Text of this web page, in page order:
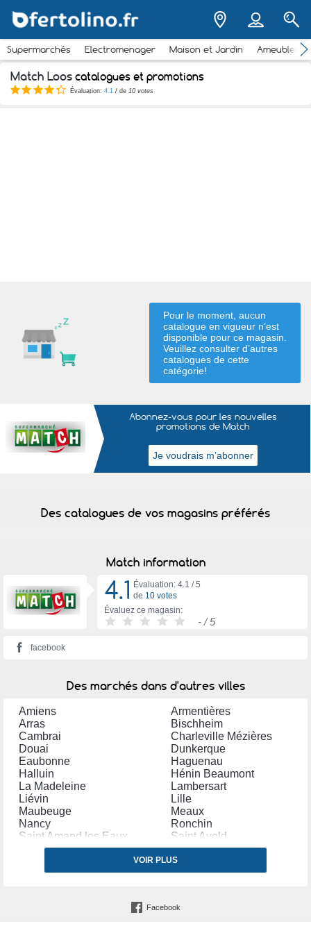
Supermarchés Electromenager Maison et Jardin
Match Loos catalogues et promotions
Évaluation: 4.1 / de 10 votes
Pour le moment, aucun
catalogue en vigueur n’est
disponible pour ce magasin.
Veuillez consulter d’autres
catalogues de cette
catégorie!
Abonnez-vous pour les nouvelles
promotions de Match
Des catalogues de vos magasins préférés
Match information
4.1 Évaluation: 4.1 /5
de 10 votes
Évaluez ce magasin:
- / 5
facebook
Des marchés dans d'autres villes
Amiens
Armentières
Arras
Bischheim
Cambrai
Charleville Mézières
Douai
Dunkerque
Eaubonne
Haguenau
Halluin
Hénin Beaumont
La Madeleine
Lambersart
Liévin
Lille
Maubeuge
Meaux
Nancy
Ronchin
Saint Amand les Eaux
Saint Avold
Saint Quentin
Sélestat
Thionville
Tourcoing
Wattrelos
VOIR PLUS
Facebook